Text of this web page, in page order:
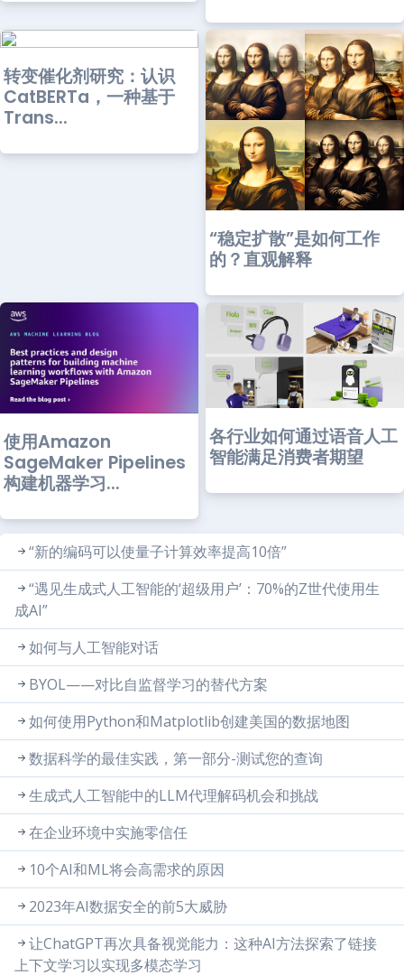
转变催化剂研究：认识
CatBERTa，一种基于
Trans...
“稳定扩散”是如何工作
的？直观解释
使用Amazon
SageMaker Pipelines
构建机器学习...
各行业如何通过语音人工
智能满足消费者期望
“新的编码可以使量子计算效率提高10倍”
“遇见生成式人工智能的‘超级用户’：70%的Z世代使用生
成AI”
如何与人工智能对话
BYOL——对比自监督学习的替代方案
如何使用Python和Matplotlib创建美国的数据地图
数据科学的最佳实践，第一部分-测试您的查询
生成式人工智能中的LLM代理解码机会和挑战
在企业环境中实施零信任
10个AI和ML将会高需求的原因
2023年AI数据安全的前5大威胁
让ChatGPT再次具备视觉能力：这种AI方法探索了链接
上下文学习以实现多模态学习